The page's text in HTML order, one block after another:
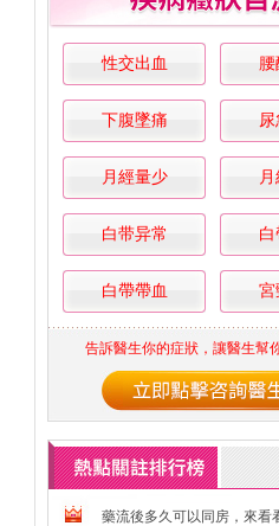
性交出血 腰
下腹墜痛 尿
月經量少
白带异常 白
白帶帶血 宮
告訴醫生你的症狀，讓醫生幫
藥流後多久可以同房，來看